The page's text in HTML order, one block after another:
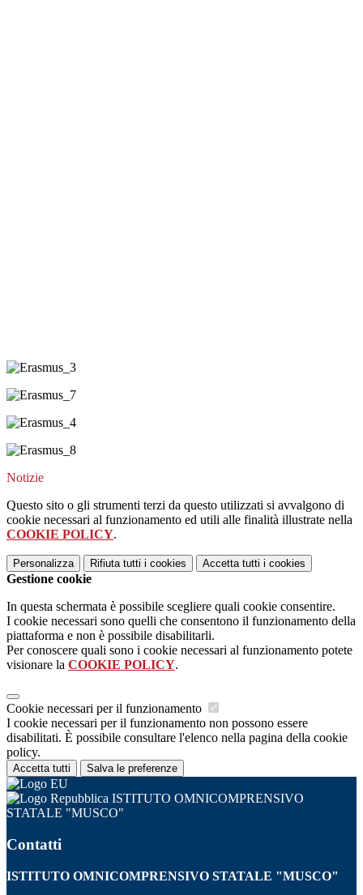
Notizie
Questo sito o gli strumenti terzi da questo utilizzati si avvalgono di
cookie necessari al funzionamento ed utili alle finalità illustrate nella
COOKIE POLICY.
Personalizza Rifiuta tutti i cookies Accetta tutti i cookies
Gestione cookie
In questa schermata è possibile scegliere quali cookie consentire.
I cookie necessari sono quelli che consentono il funzionamento della
piattaforma e non è possibile disabilitarli.
Per conoscere quali sono i cookie necessari al funzionamento potete
visionare la COOKIE POLICY.
Cookie necessari per il funzionamento
I cookie necessari per il funzionamento non possono essere
disabilitati. È possibile consultare l'elenco nella pagina della cookie
policy.
Accetta tutti Salva le preferenze
ISTITUTO OMNICOMPRENSIVO
STATALE "MUSCO"
Contatti
ISTITUTO OMNICOMPRENSIVO STATALE "MUSCO"